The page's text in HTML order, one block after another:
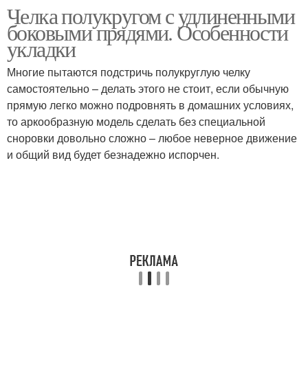
Челка полукругом с удлиненными
боковыми прядями. Особенности
укладки
Многие пытаются подстричь полукруглую челку
самостоятельно – делать этого не стоит, если обычную
прямую легко можно подровнять в домашних условиях,
то аркообразную модель сделать без специальной
сноровки довольно сложно – любое неверное движение
и общий вид будет безнадежно испорчен.